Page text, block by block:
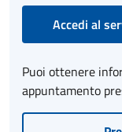
Accedi al
Puoi ottenere
appuntamento